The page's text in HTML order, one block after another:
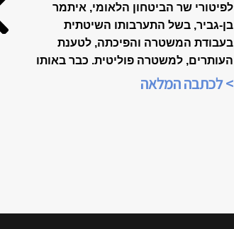
לפיטורי שר הביטחון הלאומי, איתמר
בן-גביר, בשל התערבותו השיטתית
בעבודת המשטרה והפיכתה, לטענת
העותרים, למשטרה פוליטית. כבר באותו
> לכתבה המלאה